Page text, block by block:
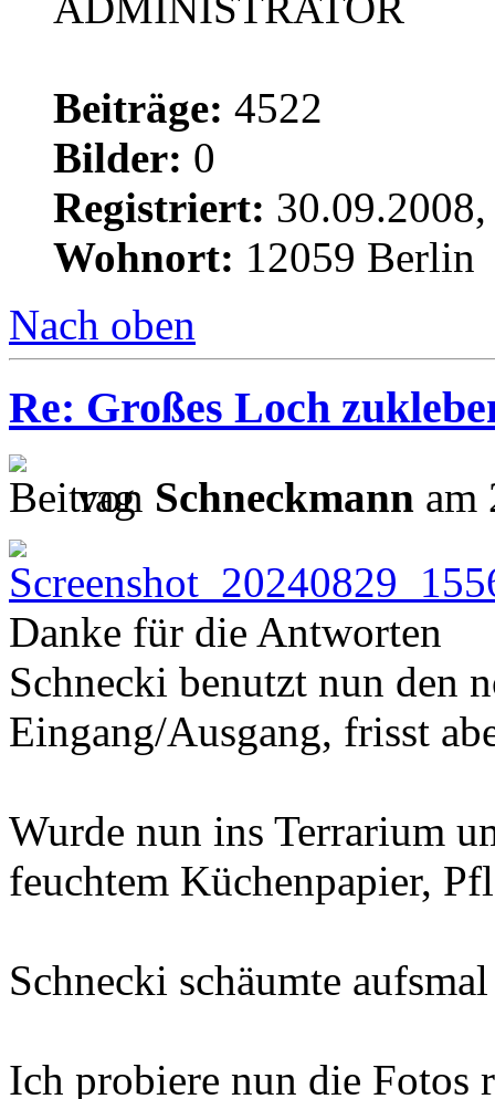
Beiträge: 4522
Bilder: 0
Registriert:
Wohnort: 12059 Berlin
Nach oben
Re: Großes Loch
von Schneckmann am
Danke für die Antworten
Schnecki benutzt nun den
Eingang/Ausgang, frisst
Wurde nun ins Terrarium
feuchtem Küchenpapier,
Schnecki schäumte
Ich probiere nun die Fotos